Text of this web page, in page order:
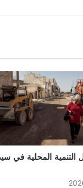
التنمية المحلية في